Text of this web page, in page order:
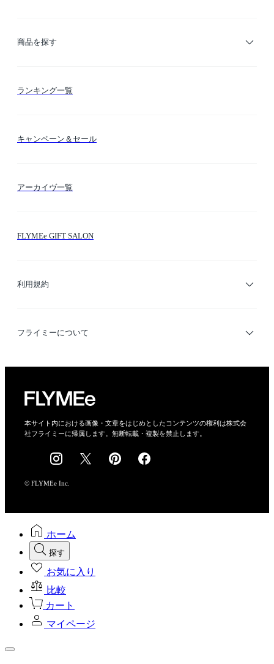
ご利用ガイド
商品を探す
カテゴリー検索
ランキング一覧
キャンペーン＆セール
アーカイヴ一覧
FLYMEe GIFT SALON
利用規約
利用規約
フライミーについて
会社概要
採用情報
本サイト内における画像・文章をはじめとしたコンテンツの権利は株式会
社フライミーに帰属します。無断転載・複製を禁止します。
© FLYMEe Inc.
ホーム
探す
お気に入り
比較
カート
マイページ